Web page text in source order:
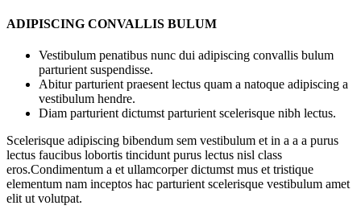
ADIPISCING CONVALLIS BULUM
Vestibulum penatibus nunc dui adipiscing convallis bulum
parturient suspendisse.
Abitur parturient praesent lectus quam a natoque adipiscing a
vestibulum hendre.
Diam parturient dictumst parturient scelerisque nibh lectus.
Scelerisque adipiscing bibendum sem vestibulum et in a a a purus
lectus faucibus lobortis tincidunt purus lectus nisl class
eros.Condimentum a et ullamcorper dictumst mus et tristique
elementum nam inceptos hac parturient scelerisque vestibulum amet
elit ut volutpat.